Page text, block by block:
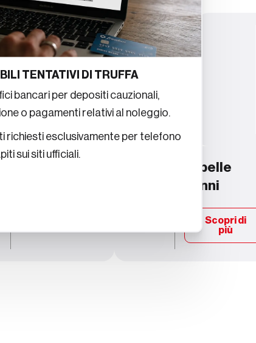
Depositi
cauzionali e
garanzie
più
Tabelle
danni
Scopri di
più
TENTATIVI DI TRUFFA
bancari per depositi cauzionali,
o pagamenti relativi al noleggio.
richiesti esclusivamente per telefono
sui siti ufficiali.